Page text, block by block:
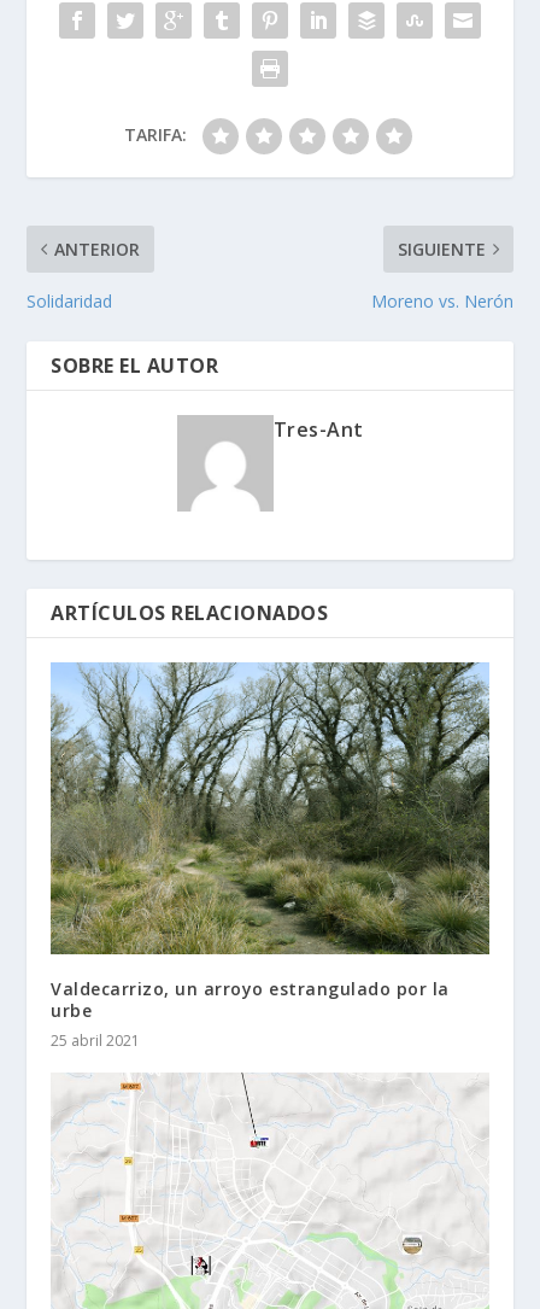
TARIFA:
ANTERIOR
Solidaridad
SIGUIENTE
Moreno vs. Nerón
SOBRE EL AUTOR
Tres-Ant
ARTÍCULOS RELACIONADOS
Valdecarrizo, un arroyo estrangulado por la
urbe
25 abril 2021